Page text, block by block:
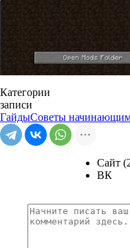
Категории
записи
ГайдыСоветы
Сайт
ВК